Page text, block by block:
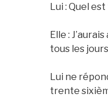
Lui : Quel
Elle :
tous les
Lui ne
trente